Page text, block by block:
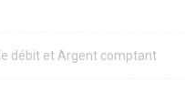
débit et Argent comptant